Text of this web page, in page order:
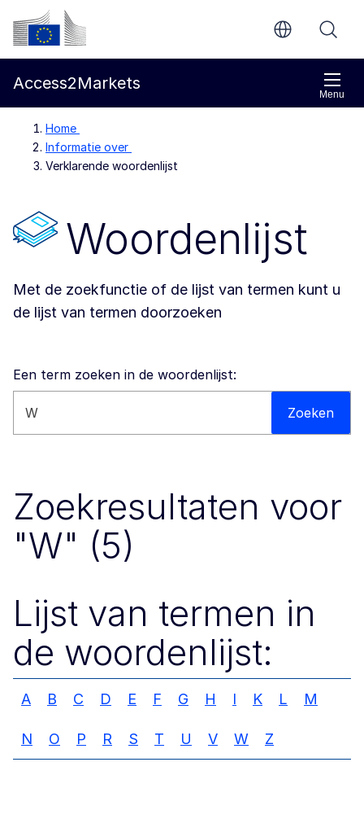
Direct naar de inhoud
Europese Commissie
Menu
Access2Markets
Home
Informatie over
Verklarende woordenlijst
Woordenlijst
Met de zoekfunctie of de lijst van termen kunt u
de lijst van termen doorzoeken
Een term zoeken in de woordenlijst:
Zoeken op deze website Zoeken
Zoekresultaten voor
"W" (5)
Lijst van termen in
de woordenlijst:
A B C D E F G H I K L M
N O P R S T U V W Z